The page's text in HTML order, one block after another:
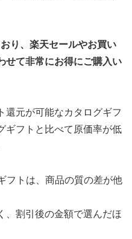
り、楽天セールやお買い
せて非常にお得にご購入い
還元が可能なカタログギフ
ギフトと比べて原価率が低
フトは、商品の質の差が他
、割引後の金額で選んだほ